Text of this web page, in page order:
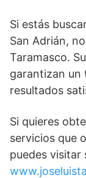
Si estás
San Adrián,
Taramasco.
garantizan un
resultados
Si quieres
servicios que
puedes visitar